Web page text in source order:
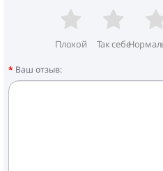
Плохой Так себе
Ваш отзыв: